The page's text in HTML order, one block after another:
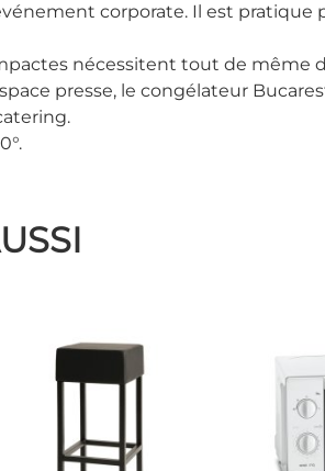
corporate. Il est
nécessitent tout de même
presse, le congélateur